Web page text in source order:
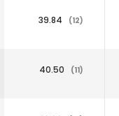
39.84 (12)
40.50 (11)